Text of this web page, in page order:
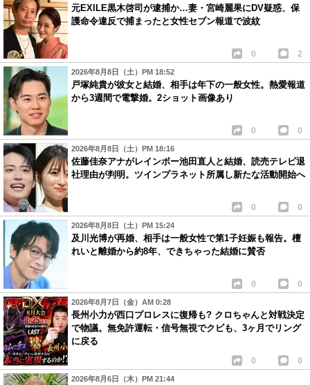
元EXILE黒木啓司が逮捕か…妻・宮崎麗果にDV疑惑、保
護命令違反で捕まったと女性セブン報道で波紋
0 2
2026年8月8日（土）PM 18:52
戸塚純貴が彼女と結婚、相手は年下の一般女性。熱愛報道
から3週間で電撃婚。2ショット画像あり
0 0
2026年8月8日（土）PM 18:16
佐藤佳奈アナがレインボー池田直人と結婚、読売テレビ退
社理由が判明。ツインプラネット所属し新たな活動開始へ
0 0
2026年8月8日（土）PM 15:24
及川光博が再婚、相手は一般女性で第1子妊娠も報告。檀
れいと離婚から約8年、できちゃった結婚に賛否
0 0
2026年8月7日（金）AM 0:28
長州小力が西口プロレスに復帰も? クロちゃんと対戦決定
で物議。無免許運転・信号無視でクビも、3ヶ月でリング
に戻る
0 0
2026年8月6日（木）PM 21:44